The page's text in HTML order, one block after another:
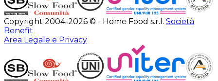
Copyright 2004-2026 © - Home Food s.r.l. Società
Benefit
Area Legale e Privacy